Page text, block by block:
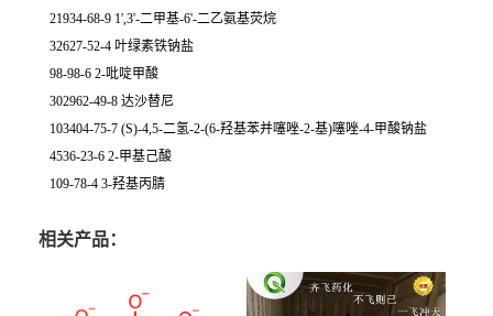
21934-68-9 1',3'-二甲基-6'-二乙氨基荧烷
32627-52-4 叶绿素铁钠盐
98-98-6 2-吡啶甲酸
302962-49-8 达沙替尼
103404-75-7 (S)-4,5-二氢-2-(6-羟基苯并噻唑-2-基)噻唑-4-甲酸钠盐
4536-23-6 2-甲基己酸
109-78-4 3-羟基丙腈
相关产品：